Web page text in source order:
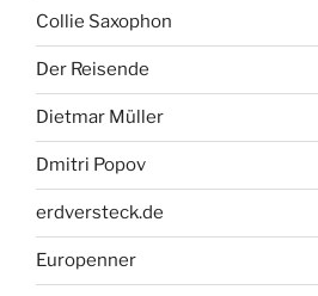
Collie Saxophon
Der Reisende
Dietmar Müller
Dmitri Popov
erdversteck.de
Europenner